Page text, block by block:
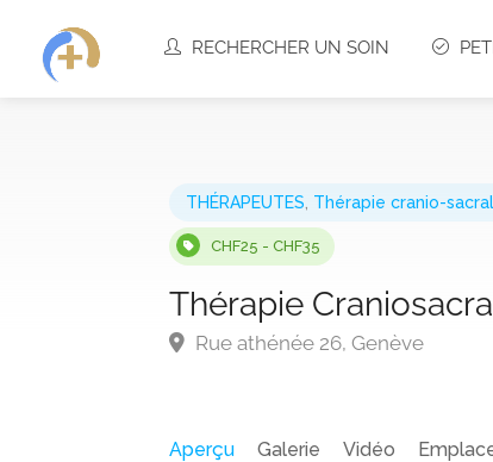
RECHERCHER UN SOIN
THÉRAPEUTES Thérapie cranio-
CHF25 - CHF35
Thérapie
Rue athénée 26, Genève
Aperçu Galerie Vidéo